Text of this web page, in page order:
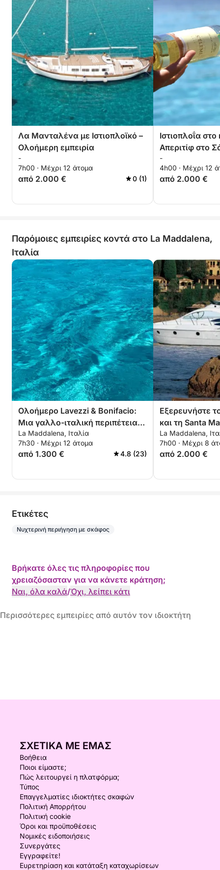
Λα Μανταλένα με Ιστιοπλοϊκό –
Ολοήμερη εμπειρία
-
7h00 · Μέχρι 12 άτομα
από 2.000 € 0 (1)
Ιστιοπλοΐα
Απεριτίφ στο
-
4h00 · Μέχρι 12
από 2.000 €
Παρόμοιες εμπειρίες κοντά στο La Maddalena,
Ιταλία
Ολοήμερο Lavezzi & Bonifacio:
Μια γαλλο-ιταλική περιπέτεια
στο νησί
La Maddalena, Ιταλία
7h30 · Μέχρι 12 άτομα
από 1.300 € 4.8 (23)
Εξερευνήστε
και τη Santa
Azimut 39
La Maddalena,
7h00 · Μέχρι 8
από 2.000 €
Eτικέτες
Νυχτερινή περιήγηση με σκάφος
Βρήκατε όλες τις πληροφορίες που
χρειαζόσασταν για να κάνετε κράτηση;
Ναι, όλα καλά/Όχι, λείπει κάτι
Περισσότερες εμπειρίες από αυτόν τον ιδιοκτήτη
ΣΧΕΤΙΚΆ ΜΕ ΕΜΆΣ
Βοήθεια
Ποιοι είμαστε;
Πώς λειτουργεί η πλατφόρμα;
Τύπος
Επαγγελματίες ιδιοκτήτες σκαφών
Πολιτική Απορρήτου
Πολιτική cookie
Όροι και προϋποθέσεις
Νομικές ειδοποιήσεις
Συνεργάτες
Εγγραφείτε!
Ευρετηρίαση και κατάταξη καταχωρίσεων